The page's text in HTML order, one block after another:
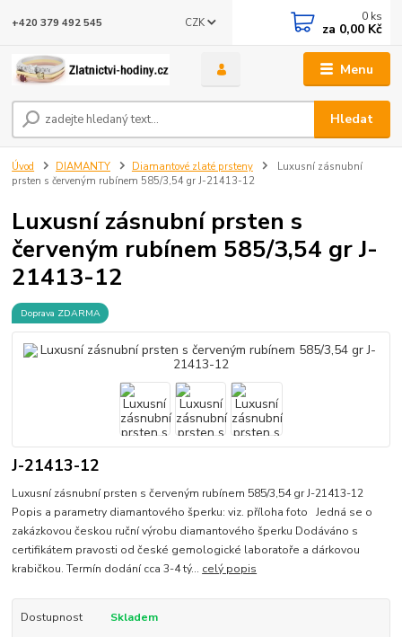
Menu
CZK
Hledat
+420 379 492 545 0 ks
za 0,00 Kč
Úvod DIAMANTY Diamantové zlaté prsteny
Luxusní zásnubní
prsten s červeným rubínem 585/3,54 gr J-21413-12
Luxusní zásnubní prsten s
červeným rubínem 585/3,54 gr J-
21413-12
Doprava ZDARMA
J-21413-12
Luxusní zásnubní prsten s červeným rubínem 585/3,54 gr J-21413-12
Popis a parametry diamantového šperku: viz. příloha foto Jedná se o
zakázkovou českou ruční výrobu diamantového šperku Dodáváno s
certifikátem pravosti od české gemologické laboratoře a dárkovou
krabičkou. Termín dodání cca 3-4 tý... celý popis
Dostupnost Skladem